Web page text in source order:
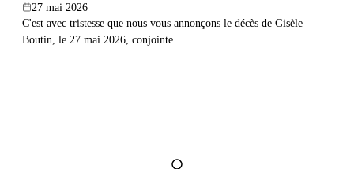
27 mai 2026
C'est avec tristesse que nous vous annonçons le décès de Gisèle
Boutin, le 27 mai 2026, conjointe...